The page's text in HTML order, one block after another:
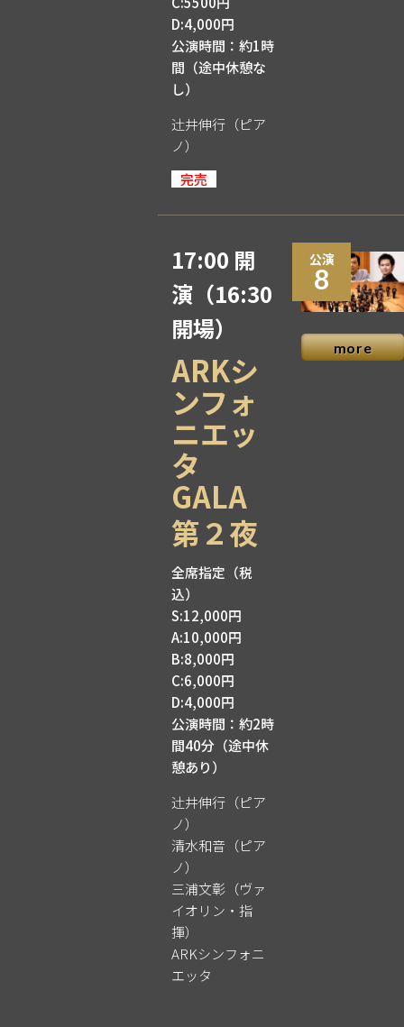
D:4,000円
公演時間：約1時
間（途中休憩な
し）
辻󠄀井伸行（ピア
ノ）
完売
公演
8
17:00 開
演 （16:30
開場）
ARKシ
ンフォ
ニエッ
タ
GALA
第２夜
全席指定（税
込）
S:12,000円
A:10,000円
B:8,000円
C:6,000円
D:4,000円
公演時間：約2時
間40分（途中休
憩あり）
辻󠄀井伸行（ピア
ノ）
清水和音（ピア
ノ）
三浦文彰（ヴァ
イオリン・指
揮）
ARKシンフォニ
エッタ
more